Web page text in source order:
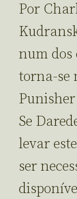
Por
num dos
torna-se
Se
levar
ser